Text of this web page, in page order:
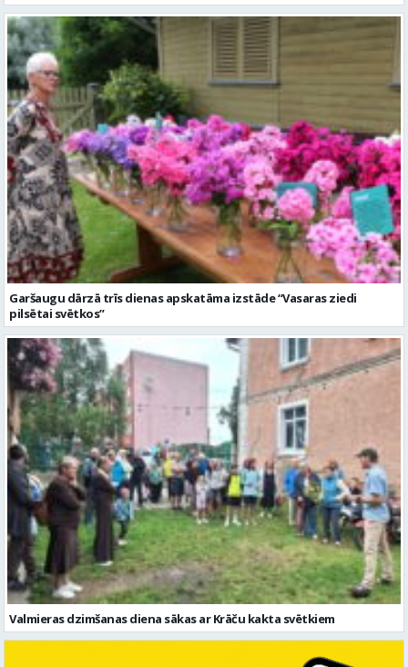
Garšaugu dārzā trīs dienas apskatāma izstāde “Vasaras ziedi
pilsētai svētkos”
Valmieras dzimšanas diena sākas ar Krāču kakta svētkiem